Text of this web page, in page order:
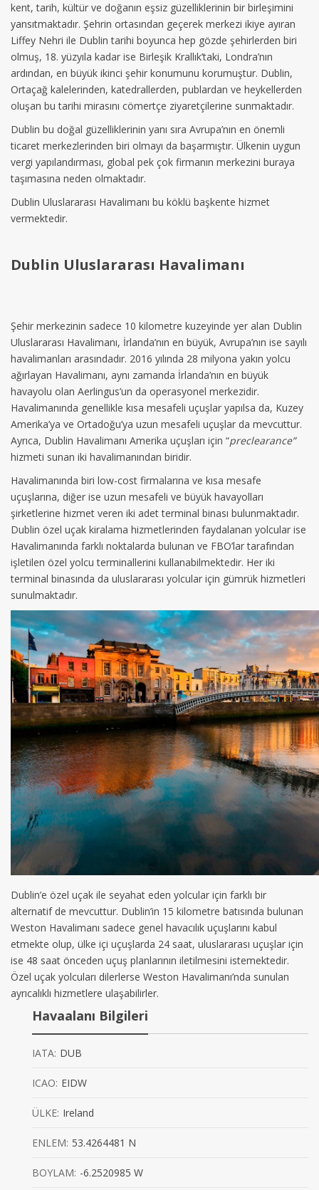
kent, tarih, kültür ve doğanın eşsiz güzelliklerinin bir birleşimini
yansıtmaktadır. Şehrin ortasından geçerek merkezi ikiye ayıran
Liffey Nehri ile Dublin tarihi boyunca hep gözde şehirlerden biri
olmuş, 18. yüzyıla kadar ise Birleşik Krallık’taki, Londra’nın
ardından, en büyük ikinci şehir konumunu korumuştur. Dublin,
Ortaçağ kalelerinden, katedrallerden, publardan ve heykellerden
oluşan bu tarihi mirasını cömertçe ziyaretçilerine sunmaktadır.
Dublin bu doğal güzelliklerinin yanı sıra Avrupa’nın en önemli
ticaret merkezlerinden biri olmayı da başarmıştır. Ülkenin uygun
vergi yapılandırması, global pek çok firmanın merkezini buraya
taşımasına neden olmaktadır.
Dublin Uluslararası Havalimanı bu köklü başkente hizmet
vermektedir.
Dublin Uluslararası Havalimanı
Şehir merkezinin sadece 10 kilometre kuzeyinde yer alan Dublin
Uluslararası Havalimanı, İrlanda’nın en büyük, Avrupa’nın ise sayılı
havalimanları arasındadır. 2016 yılında 28 milyona yakın yolcu
ağırlayan Havalimanı, aynı zamanda İrlanda’nın en büyük
havayolu olan Aerlingus’un da operasyonel merkezidir.
Havalimanında genellikle kısa mesafeli uçuşlar yapılsa da, Kuzey
Amerika’ya ve Ortadoğu’ya uzun mesafeli uçuşlar da mevcuttur.
Ayrıca, Dublin Havalimanı Amerika uçuşları için “preclearance”
hizmeti sunan iki havalimanından biridir.
Havalimanında biri low-cost firmalarına ve kısa mesafe
uçuşlarına, diğer ise uzun mesafeli ve büyük havayolları
şirketlerine hizmet veren iki adet terminal binası bulunmaktadır.
Dublin özel uçak kiralama hizmetlerinden faydalanan yolcular ise
Havalimanında farklı noktalarda bulunan ve FBO’lar tarafından
işletilen özel yolcu terminallerini kullanabilmektedir. Her iki
terminal binasında da uluslararası yolcular için gümrük hizmetleri
sunulmaktadır.
Dublin’e özel uçak ile seyahat eden yolcular için farklı bir
alternatif de mevcuttur. Dublin’in 15 kilometre batısında bulunan
Weston Havalimanı sadece genel havacılık uçuşlarını kabul
etmekte olup, ülke içi uçuşlarda 24 saat, uluslararası uçuşlar için
ise 48 saat önceden uçuş planlarının iletilmesini istemektedir.
Özel uçak yolcuları dilerlerse Weston Havalimanı’nda sunulan
ayrıcalıklı hizmetlere ulaşabilirler.
Havaalanı Bilgileri
IATA: DUB
ICAO: EIDW
ÜLKE: Ireland
ENLEM: 53.4264481 N
BOYLAM: -6.2520985 W